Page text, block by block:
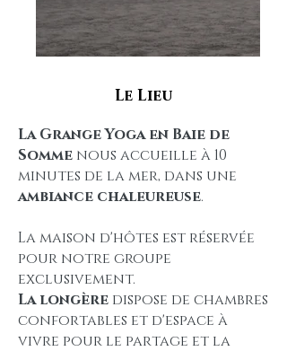
Le Lieu
La Grange Yoga en Baie de
Somme nous accueille à 10
minutes de la mer, dans une
ambiance chaleureuse.
La maison d'hôtes est réservée
pour notre groupe
exclusivement.
La longère dispose de chambres
confortables et d'espace à
vivre pour le partage et la